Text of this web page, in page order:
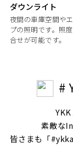
ダウンライト
夜間の車庫空間や
プの照明です。照
合せが可能です。
#
素敵な
皆さまも「